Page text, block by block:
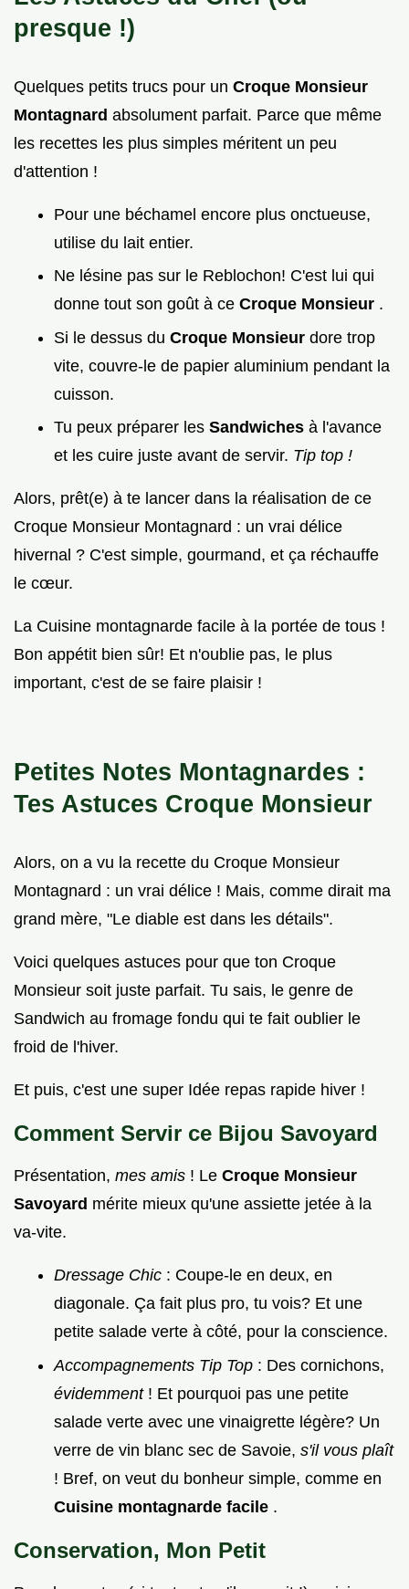
presque !)
Quelques petits trucs pour un Croque Monsieur
Montagnard absolument parfait. Parce que même
les recettes les plus simples méritent un peu
d'attention !
Pour une béchamel encore plus onctueuse,
utilise du lait entier.
Ne lésine pas sur le Reblochon! C'est lui qui
donne tout son goût à ce Croque Monsieur .
Si le dessus du Croque Monsieur dore trop
vite, couvre-le de papier aluminium pendant la
cuisson.
Tu peux préparer les Sandwiches à l'avance
et les cuire juste avant de servir. Tip top !
Alors, prêt(e) à te lancer dans la réalisation de ce
Croque Monsieur Montagnard : un vrai délice
hivernal ? C'est simple, gourmand, et ça réchauffe
le cœur.
La Cuisine montagnarde facile à la portée de tous !
Bon appétit bien sûr! Et n'oublie pas, le plus
important, c'est de se faire plaisir !
Petites Notes Montagnardes :
Tes Astuces Croque Monsieur
Alors, on a vu la recette du Croque Monsieur
Montagnard : un vrai délice ! Mais, comme dirait ma
grand mère, "Le diable est dans les détails".
Voici quelques astuces pour que ton Croque
Monsieur soit juste parfait. Tu sais, le genre de
Sandwich au fromage fondu qui te fait oublier le
froid de l'hiver.
Et puis, c'est une super Idée repas rapide hiver !
Comment Servir ce Bijou Savoyard
Présentation, mes amis ! Le Croque Monsieur
Savoyard mérite mieux qu'une assiette jetée à la
va-vite.
Dressage Chic : Coupe-le en deux, en
diagonale. Ça fait plus pro, tu vois? Et une
petite salade verte à côté, pour la conscience.
Accompagnements Tip Top : Des cornichons,
évidemment ! Et pourquoi pas une petite
salade verte avec une vinaigrette légère? Un
verre de vin blanc sec de Savoie, s'il vous plaît
! Bref, on veut du bonheur simple, comme en
Cuisine montagnarde facile .
Conservation, Mon Petit